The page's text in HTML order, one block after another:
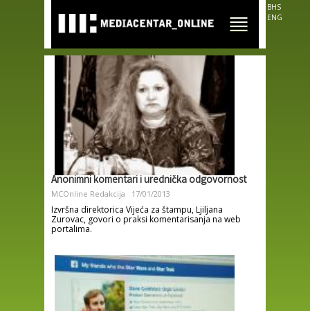
main
content
BHS
ENG
Anonimni komentari i urednička odgovornost
MCOnline Redakcija 17/01/2013
Izvršna direktorica Vijeća za štampu, Ljiljana
Zurovac, govori o praksi komentarisanja na web
portalima.